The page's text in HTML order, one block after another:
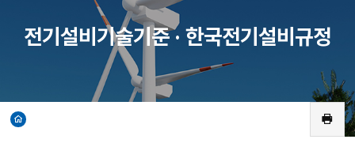
전기설비기술기준 · 한국전기설비규정
홈
인
쇄